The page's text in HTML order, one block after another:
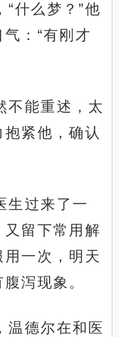
什么梦？”他
：“有刚才
不能重述，太
紧他，确认
生过来了一
留下常用解
一次，明天
泻现象。
温德尔在和医